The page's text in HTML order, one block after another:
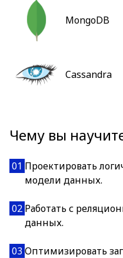
MongoDB
Cassandra
Чему вы
01 Проектировать
модели данных.
02 Работать с
данных.
03 Оптимизировать